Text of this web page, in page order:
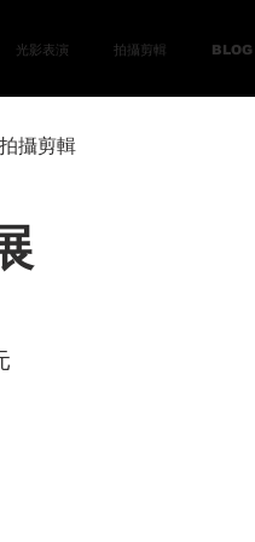
光影表演 拍攝剪輯 BLOG
拍攝剪輯